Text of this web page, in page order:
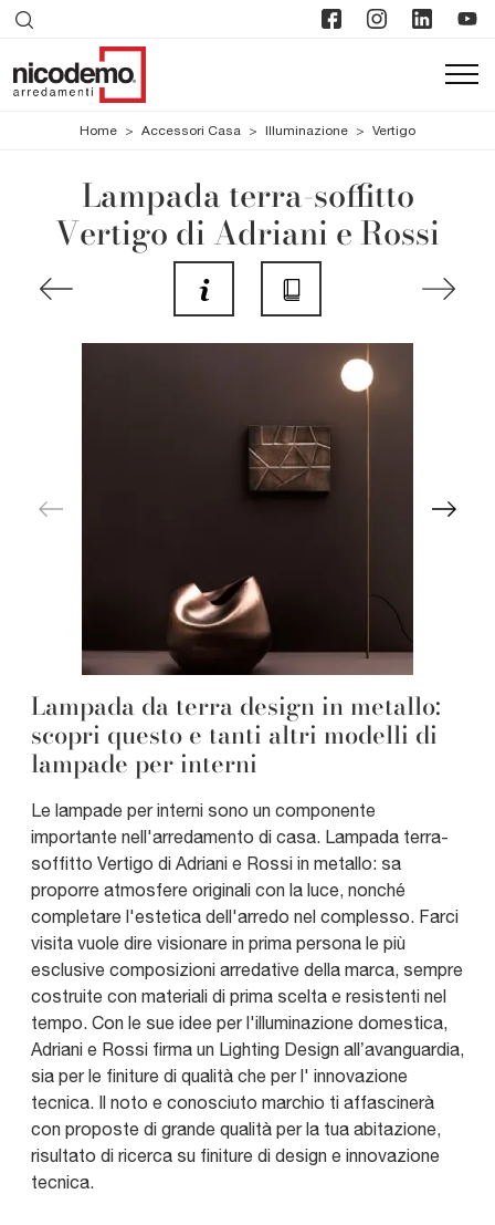
Home > Accessori Casa > Illuminazione > Vertigo
Lampada terra-soffitto
Vertigo di Adriani e Rossi
Lampada da terra design in metallo:
scopri questo e tanti altri modelli di
lampade per interni
Le lampade per interni sono un componente
importante nell'arredamento di casa. Lampada terra-
soffitto Vertigo di Adriani e Rossi in metallo: sa
proporre atmosfere originali con la luce, nonché
completare l'estetica dell'arredo nel complesso. Farci
visita vuole dire visionare in prima persona le più
esclusive composizioni arredative della marca, sempre
costruite con materiali di prima scelta e resistenti nel
tempo. Con le sue idee per l'illuminazione domestica,
Adriani e Rossi firma un Lighting Design all’avanguardia,
sia per le finiture di qualità che per l' innovazione
tecnica. Il noto e conosciuto marchio ti affascinerà
con proposte di grande qualità per la tua abitazione,
risultato di ricerca su finiture di design e innovazione
tecnica.